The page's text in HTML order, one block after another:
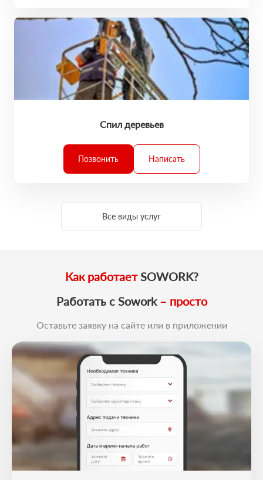
Спил деревьев
Позвонить Написать
Все виды услуг
Как работаетSOWORK?
Работать с Sowork – просто
Оставьте заявку на сайте или в приложении